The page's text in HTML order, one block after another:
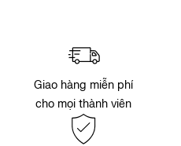
Giao hàng miễn phí
cho mọi thành viên